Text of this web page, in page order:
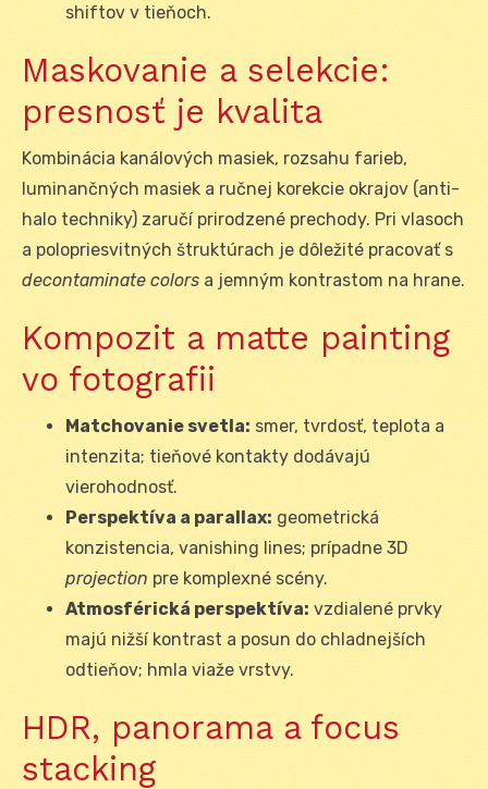
shiftov v tieňoch.
Maskovanie a selekcie:
presnosť je kvalita
Kombinácia kanálových masiek, rozsahu farieb,
luminančných masiek a ručnej korekcie okrajov (anti-
halo techniky) zaručí prirodzené prechody. Pri vlasoch
a polopriesvitných štruktúrach je dôležité pracovať s
decontaminate colors a jemným kontrastom na hrane.
Kompozit a matte painting
vo fotografii
Matchovanie svetla: smer, tvrdosť, teplota a
intenzita; tieňové kontakty dodávajú
vierohodnosť.
Perspektíva a parallax: geometrická
konzistencia, vanishing lines; prípadne 3D
projection pre komplexné scény.
Atmosférická perspektíva: vzdialené prvky
majú nižší kontrast a posun do chladnejších
odtieňov; hmla viaže vrstvy.
HDR, panorama a focus
stacking